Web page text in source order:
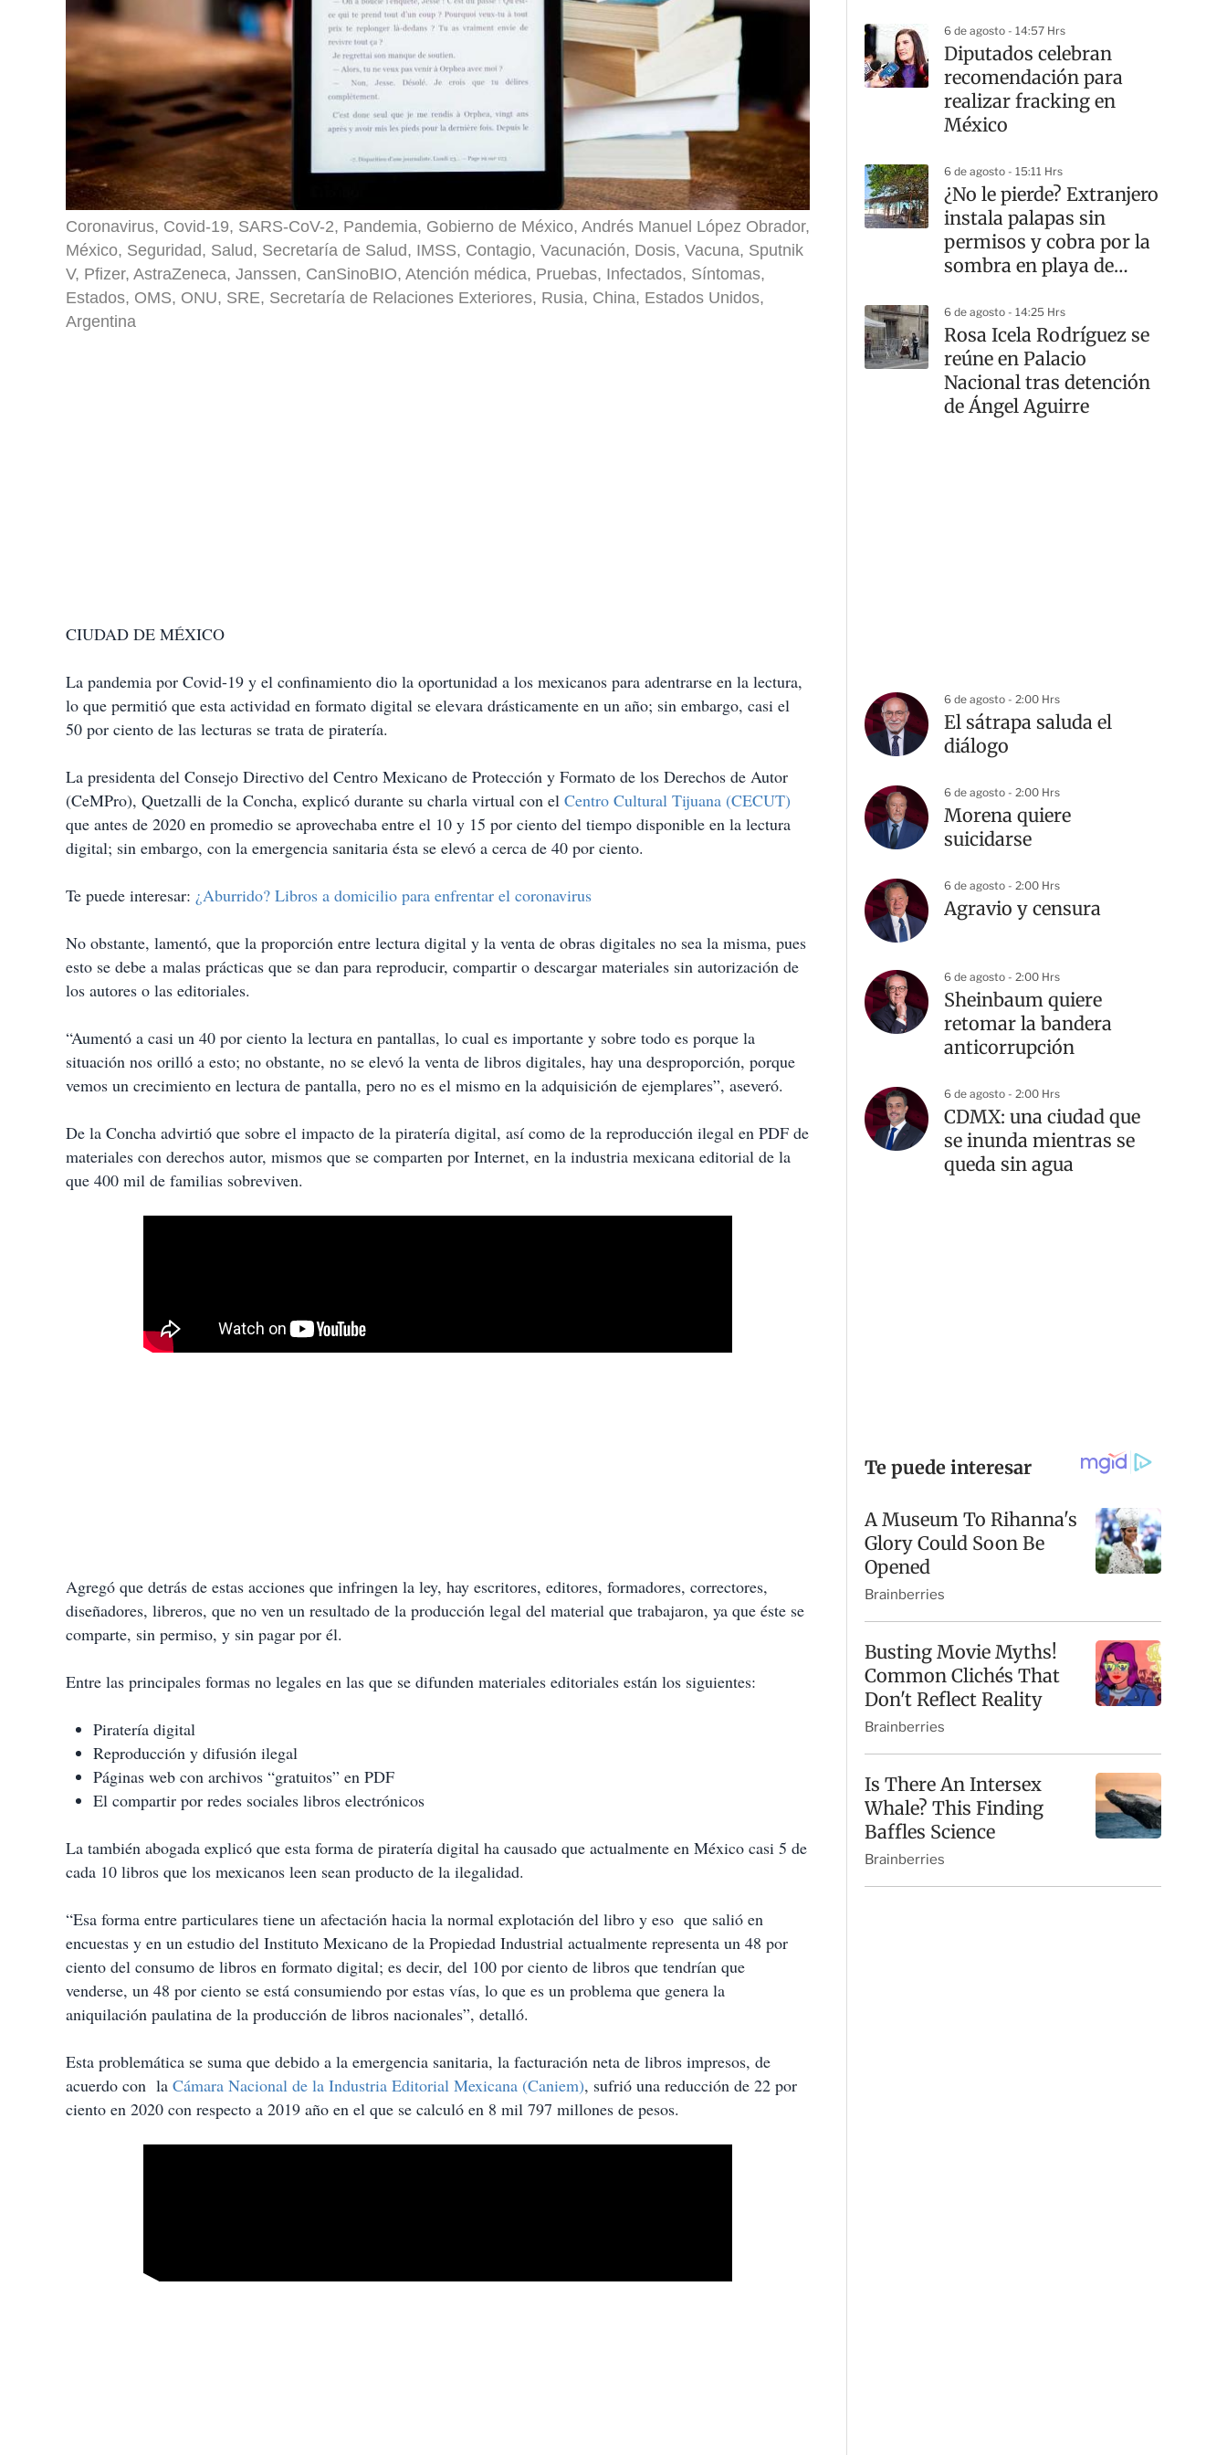
Coronavirus, Covid-19, SARS-CoV-2, Pandemia, Gobierno de México, Andrés Manuel López Obrador,
México, Seguridad, Salud, Secretaría de Salud, IMSS, Contagio, Vacunación, Dosis, Vacuna, Sputnik
V, Pfizer, AstraZeneca, Janssen, CanSinoBIO, Atención médica, Pruebas, Infectados, Síntomas,
Estados, OMS, ONU, SRE, Secretaría de Relaciones Exteriores, Rusia, China, Estados Unidos,
Argentina
CIUDAD DE MÉXICO
La pandemia por Covid-19 y el confinamiento dio la oportunidad a los mexicanos para adentrarse en la lectura,
lo que permitió que esta actividad en formato digital se elevara drásticamente en un año; sin embargo, casi el
50 por ciento de las lecturas se trata de piratería.
La presidenta del Consejo Directivo del Centro Mexicano de Protección y Formato de los Derechos de Autor
(CeMPro), Quetzalli de la Concha, explicó durante su charla virtual con el Centro Cultural Tijuana (CECUT)
que antes de 2020 en promedio se aprovechaba entre el 10 y 15 por ciento del tiempo disponible en la lectura
digital; sin embargo, con la emergencia sanitaria ésta se elevó a cerca de 40 por ciento.
Te puede interesar: ¿Aburrido? Libros a domicilio para enfrentar el coronavirus
No obstante, lamentó, que la proporción entre lectura digital y la venta de obras digitales no sea la misma, pues
esto se debe a malas prácticas que se dan para reproducir, compartir o descargar materiales sin autorización de
los autores o las editoriales.
“Aumentó a casi un 40 por ciento la lectura en pantallas, lo cual es importante y sobre todo es porque la
situación nos orilló a esto; no obstante, no se elevó la venta de libros digitales, hay una desproporción, porque
vemos un crecimiento en lectura de pantalla, pero no es el mismo en la adquisición de ejemplares”, aseveró.
De la Concha advirtió que sobre el impacto de la piratería digital, así como de la reproducción ilegal en PDF de
materiales con derechos autor, mismos que se comparten por Internet, en la industria mexicana editorial de la
que 400 mil de familias sobreviven.
Agregó que detrás de estas acciones que infringen la ley, hay escritores, editores, formadores, correctores,
diseñadores, libreros, que no ven un resultado de la producción legal del material que trabajaron, ya que éste se
comparte, sin permiso, y sin pagar por él.
Entre las principales formas no legales en las que se difunden materiales editoriales están los siguientes:
Piratería digital
Reproducción y difusión ilegal
Páginas web con archivos “gratuitos” en PDF
El compartir por redes sociales libros electrónicos
La también abogada explicó que esta forma de piratería digital ha causado que actualmente en México casi 5 de
cada 10 libros que los mexicanos leen sean producto de la ilegalidad.
“Esa forma entre particulares tiene un afectación hacia la normal explotación del libro y eso que salió en
encuestas y en un estudio del Instituto Mexicano de la Propiedad Industrial actualmente representa un 48 por
ciento del consumo de libros en formato digital; es decir, del 100 por ciento de libros que tendrían que
venderse, un 48 por ciento se está consumiendo por estas vías, lo que es un problema que genera la
aniquilación paulatina de la producción de libros nacionales”, detalló.
Esta problemática se suma que debido a la emergencia sanitaria, la facturación neta de libros impresos, de
acuerdo con la Cámara Nacional de la Industria Editorial Mexicana (Caniem), sufrió una reducción de 22 por
ciento en 2020 con respecto a 2019 año en el que se calculó en 8 mil 797 millones de pesos.
6 de agosto - 14:57 Hrs
Diputados celebran
recomendación para
realizar fracking en
México
6 de agosto - 15:11 Hrs
¿No le pierde? Extranjero
instala palapas sin
permisos y cobra por la
sombra en playa de
6 de agosto - 14:25 Hrs
Rosa Icela Rodríguez se
reúne en Palacio
Nacional tras detención
de Ángel Aguirre
6 de agosto - 2:00 Hrs
El sátrapa saluda el
diálogo
6 de agosto - 2:00 Hrs
Morena quiere
suicidarse
6 de agosto - 2:00 Hrs
Agravio y censura
6 de agosto - 2:00 Hrs
Sheinbaum quiere
retomar la bandera
anticorrupción
6 de agosto - 2:00 Hrs
CDMX: una ciudad que
se inunda mientras se
queda sin agua